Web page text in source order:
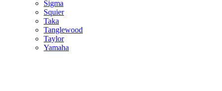
Sigma
Squier
Taka
Tanglewood
Taylor
Yamaha